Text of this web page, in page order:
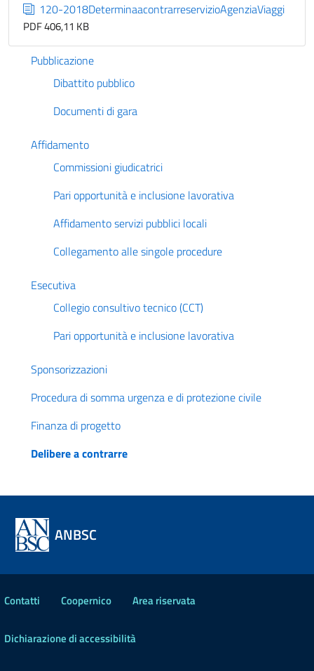
120-2018DeterminaacontrarreservizioAgenziaViaggi
PDF 406,11 KB
Pubblicazione
Dibattito pubblico
Documenti di gara
Affidamento
Commissioni giudicatrici
Pari opportunità e inclusione lavorativa
Affidamento servizi pubblici locali
Collegamento alle singole procedure
Esecutiva
Collegio consultivo tecnico (CCT)
Pari opportunità e inclusione lavorativa
Sponsorizzazioni
Procedura di somma urgenza e di protezione civile
Finanza di progetto
Delibere a contrarre
ANBSC
Contatti Coopernico Area riservata
Dichiarazione di accessibilità